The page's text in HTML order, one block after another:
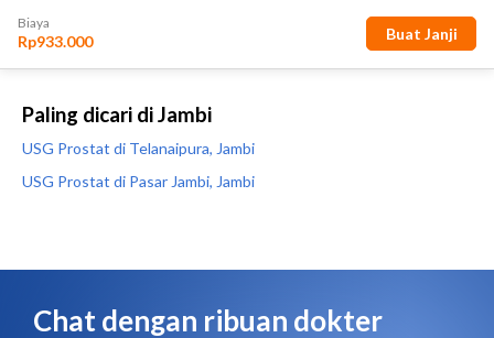
Paling dicari di Jambi
USG Prostat di Telanaipura, Jambi
USG Prostat di Pasar Jambi, Jambi